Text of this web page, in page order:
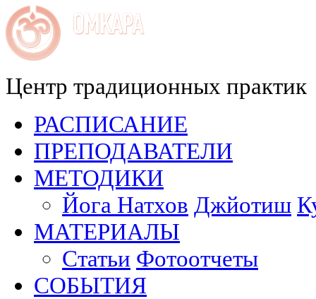
Центр традиционных практик
РАСПИСАНИЕ
ПРЕПОДАВАТЕЛИ
МЕТОДИКИ
Йога Натхов Джйотиш
МАТЕРИАЛЫ
Статьи Фотоотчеты
СОБЫТИЯ